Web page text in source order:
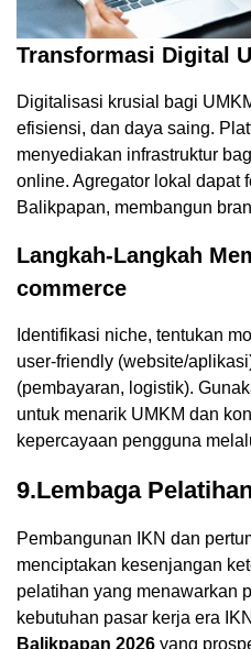
Transformasi Digital
Digitalisasi krusial bagi
efisiensi, dan daya saing.
menyediakan infrastruktur
online. Agregator lokal dapat
Balikpapan, membangun
Langkah-Langkah
commerce
Identifikasi niche, tentukan
user-friendly (website/
(pembayaran, logistik).
untuk menarik UMKM dan
kepercayaan pengguna
9.Lembaga
Pembangunan IKN dan
menciptakan kesenjangan
pelatihan yang menawarkan
kebutuhan pasar kerja era
Balikpapan 2026 yang